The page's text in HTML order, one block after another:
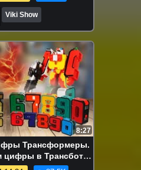
Viki Show
8:27
Трансформеры.
цифры в Трансботы
расчет мультики!